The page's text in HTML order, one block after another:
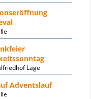
Lage
Adventslauf